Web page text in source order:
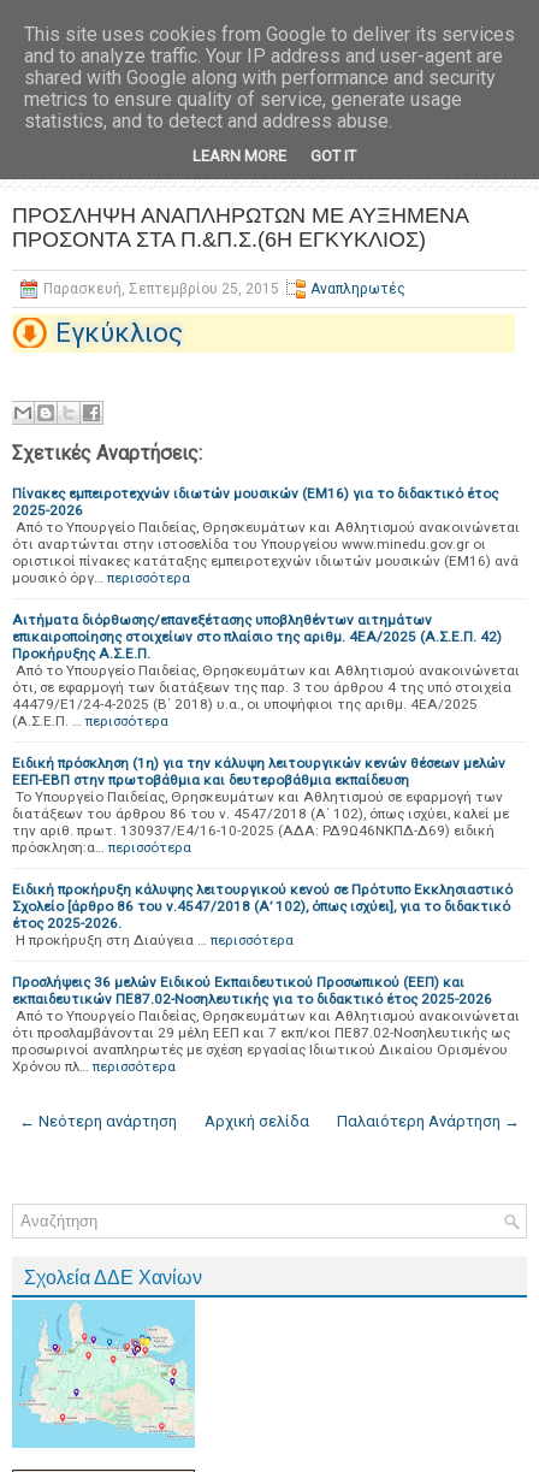
ΠΡΟΣΛΗΨΗ ΑΝΑΠΛΗΡΩΤΩΝ ΜΕ ΑΥΞΗΜΕΝΑ
ΠΡΟΣΟΝΤΑ ΣΤΑ Π.&Π.Σ.(6Η ΕΓΚΥΚΛΙΟΣ)
Παρασκευή, Σεπτεμβρίου 25, 2015 Αναπληρωτές
Εγκύκλιος
Σχετικές Αναρτήσεις:
Πίνακες εμπειροτεχνών ιδιωτών μουσικών (ΕΜ16) για το διδακτικό έτος
2025-2026
Από το Υπουργείο Παιδείας, Θρησκευμάτων και Αθλητισμού ανακοινώνεται
ότι αναρτώνται στην ιστοσελίδα του Υπουργείου www.minedu.gov.gr οι
οριστικοί πίνακες κατάταξης εμπειροτεχνών ιδιωτών μουσικών (ΕΜ16) ανά
μουσικό όργ… περισσότερα
Αιτήματα διόρθωσης/επανεξέτασης υποβληθέντων αιτημάτων
επικαιροποίησης στοιχείων στο πλαίσιο της αριθμ. 4ΕΑ/2025 (Α.Σ.Ε.Π. 42)
Προκήρυξης Α.Σ.Ε.Π.
Από το Υπουργείο Παιδείας, Θρησκευμάτων και Αθλητισμού ανακοινώνεται
ότι, σε εφαρμογή των διατάξεων της παρ. 3 του άρθρου 4 της υπό στοιχεία
44479/Ε1/24-4-2025 (Β΄ 2018) υ.α., οι υποψήφιοι της αριθμ. 4ΕΑ/2025
(Α.Σ.Ε.Π. … περισσότερα
Ειδική πρόσκληση (1η) για την κάλυψη λειτουργικών κενών θέσεων μελών
ΕΕΠ-ΕΒΠ στην πρωτοβάθμια και δευτεροβάθμια εκπαίδευση
Το Υπουργείο Παιδείας, Θρησκευμάτων και Αθλητισμού σε εφαρμογή των
διατάξεων του άρθρου 86 του ν. 4547/2018 (Α΄ 102), όπως ισχύει, καλεί με
την αριθ. πρωτ. 130937/Ε4/16-10-2025 (ΑΔΑ: ΡΔ9Ω46ΝΚΠΔ-Δ69) ειδική
πρόσκληση:α… περισσότερα
Ειδική προκήρυξη κάλυψης λειτουργικού κενού σε Πρότυπο Εκκλησιαστικό
Σχολείο [άρθρο 86 του ν.4547/2018 (Α’ 102), όπως ισχύει], για το διδακτικό
έτος 2025-2026.
Η προκήρυξη στη Διαύγεια … περισσότερα
Προσλήψεις 36 μελών Ειδικού Εκπαιδευτικού Προσωπικού (ΕΕΠ) και
εκπαιδευτικών ΠΕ87.02-Νοσηλευτικής για το διδακτικό έτος 2025-2026
Από το Υπουργείο Παιδείας, Θρησκευμάτων και Αθλητισμού ανακοινώνεται
ότι προσλαμβάνονται 29 μέλη ΕΕΠ και 7 εκπ/κοι ΠΕ87.02-Νοσηλευτικής ως
προσωρινοί αναπληρωτές με σχέση εργασίας Ιδιωτικού Δικαίου Ορισμένου
Χρόνου πλ… περισσότερα
← Νεότερη ανάρτηση Παλαιότερη Ανάρτηση →
Αρχική σελίδα
Σχολεία ΔΔΕ Χανίων
This site uses cookies from Google to deliver its services
and to analyze traffic. Your IP address and user-agent are
shared with Google along with performance and security
metrics to ensure quality of service, generate usage
statistics, and to detect and address abuse.
LEARN MORE GOT IT